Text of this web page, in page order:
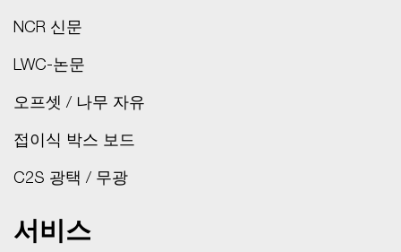
NCR 신문
LWC-논문
오프셋 / 나무 자유
접이식 박스 보드
C2S 광택 / 무광
서비스